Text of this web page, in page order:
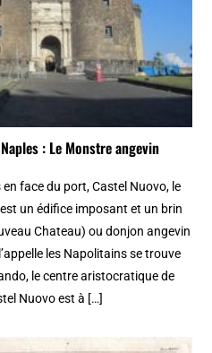
: Le Monstre angevin
face du port, Castel Nuovo, le
un édifice imposant et un brin
Chateau) ou donjon angevin
les Napolitains se trouve
le centre aristocratique de
Nuovo est à […]